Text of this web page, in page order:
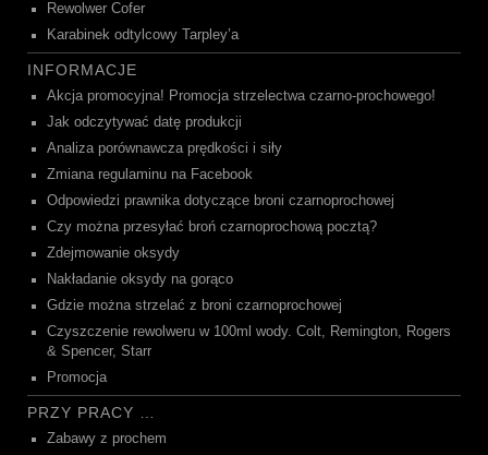
Rewolwer Cofer
Karabinek odtylcowy Tarpley’a
INFORMACJE
Akcja promocyjna! Promocja strzelectwa czarno-prochowego!
Jak odczytywać datę produkcji
Analiza porównawcza prędkości i siły
Zmiana regulaminu na Facebook
Odpowiedzi prawnika dotyczące broni czarnoprochowej
Czy można przesyłać broń czarnoprochową pocztą?
Zdejmowanie oksydy
Nakładanie oksydy na gorąco
Gdzie można strzelać z broni czarnoprochowej
Czyszczenie rewolweru w 100ml wody. Colt, Remington, Rogers
& Spencer, Starr
Promocja
PRZY PRACY …
Zabawy z prochem